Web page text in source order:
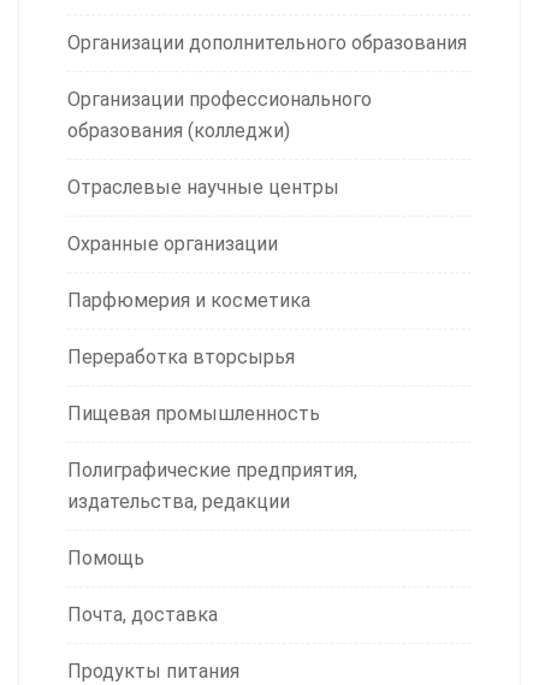
Организации дополнительного образования
Организации профессионального
образования (колледжи)
Отраслевые научные центры
Охранные организации
Парфюмерия и косметика
Переработка вторсырья
Пищевая промышленность
Полиграфические предприятия,
издательства, редакции
Помощь
Почта, доставка
Продукты питания